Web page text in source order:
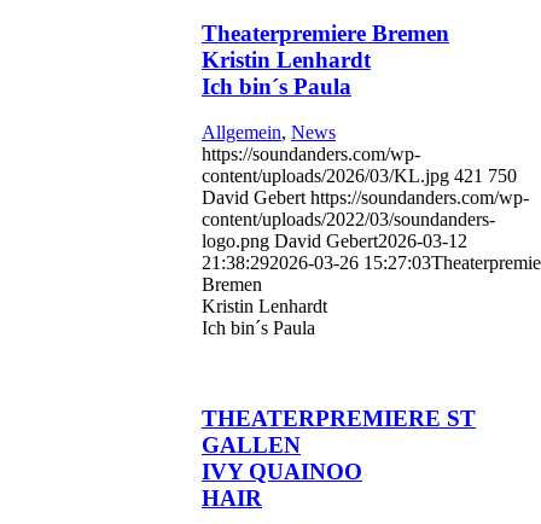
Theaterpremiere Bremen
Kristin Lenhardt
Ich bin´s Paula
Allgemein, News
https://soundanders.com/wp-
content/uploads/2026/03/KL.jpg 421 750
David Gebert https://soundanders.com/wp-
content/uploads/2022/03/soundanders-
logo.png David Gebert2026-03-12
21:38:292026-03-26 15:27:03
Bremen
Kristin Lenhardt
Ich bin´s Paula
THEATERPREMIERE ST
GALLEN
IVY QUAINOO
HAIR